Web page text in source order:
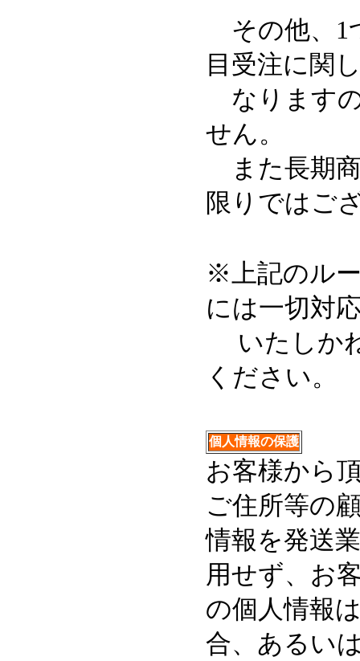
その他、1
目受注に関
なります
せん。
また長期
限りではご
※上記のル
には一切対
いたしか
ください。
個人情報の保護
お客様から
ご住所等の
情報を発送
用せず、お
の個人情報
合、あるい